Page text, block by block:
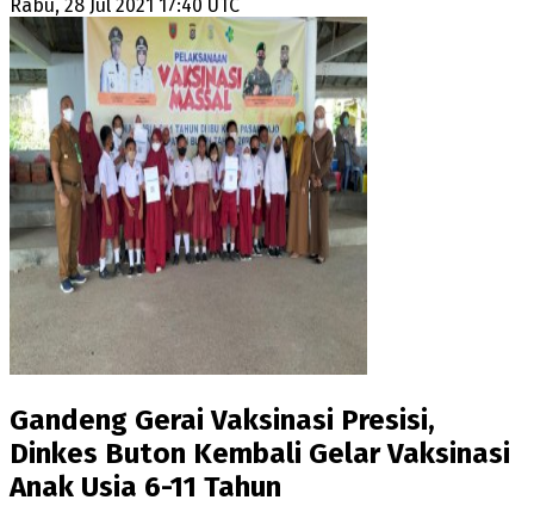
Rabu, 28 Jul 2021 17:40 UTC
Gandeng Gerai Vaksinasi Presisi,
Dinkes Buton Kembali Gelar Vaksinasi
Anak Usia 6-11 Tahun